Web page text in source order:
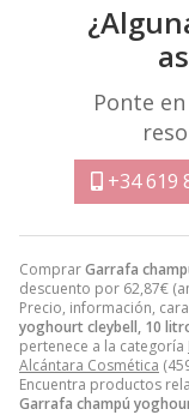
ComprarGarrafa
descuento por 62,87€
Precio, información,
yoghourt cleybell, 10
pertenece a la categoría
Alcántara Cosmética
Encuentra productos
Garrafa champú
Ponte
+34 619